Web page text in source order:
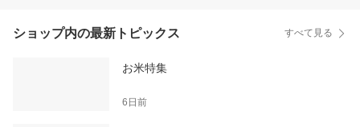
ショップ内の最新トピックス すべて見る
お米特集
6日前